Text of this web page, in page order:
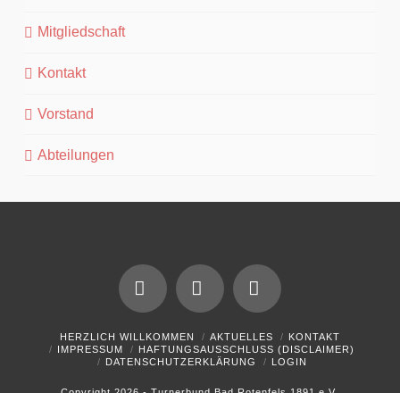
Mitgliedschaft
Kontakt
Vorstand
Abteilungen
FacebookYouTubeInstagram
HERZLICH WILLKOMMEN AKTUELLES
KONTAKT
IMPRESSUM
HAFTUNGSAUSSCHLUSS (DISCLAIMER)
DATENSCHUTZERKLÄRUNG
LOGIN